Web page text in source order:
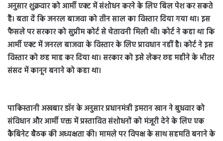
अनुसार शुक्रवार को आर्मी एक्ट में संशोधन करने के लिए बिल पेश कर सकते
हैं। बता दें कि जनरल बाजवा को तीन साल का विस्तार दिया गया था। इस
फैसले पर सरकार को सुप्रीम कोर्ट से चेतावनी मिली थी। कोर्ट ने कहा था कि
आर्मी एक्ट में जनरल बाजवा के विस्तार के लिए प्रावधान नहीं है। कोर्ट ने इस
विस्तार को छह माह कर दिया था। सरकार को इसे लेकर छह महीने के भीतर
संसद में कानून बनाने को कहा था।
पाकिस्तानी अखबार डॉन के अनुसार प्रधानमंत्री इमरान खान ने बुधवार को
संविधान और आर्मी एक्त में प्रस्तावित संशोधनों को मंजूरी देने के लिए एक
कैबिनेट बैठक की अध्यक्षता की। मामले पर विपक्ष के साथ सहमति बनाने के